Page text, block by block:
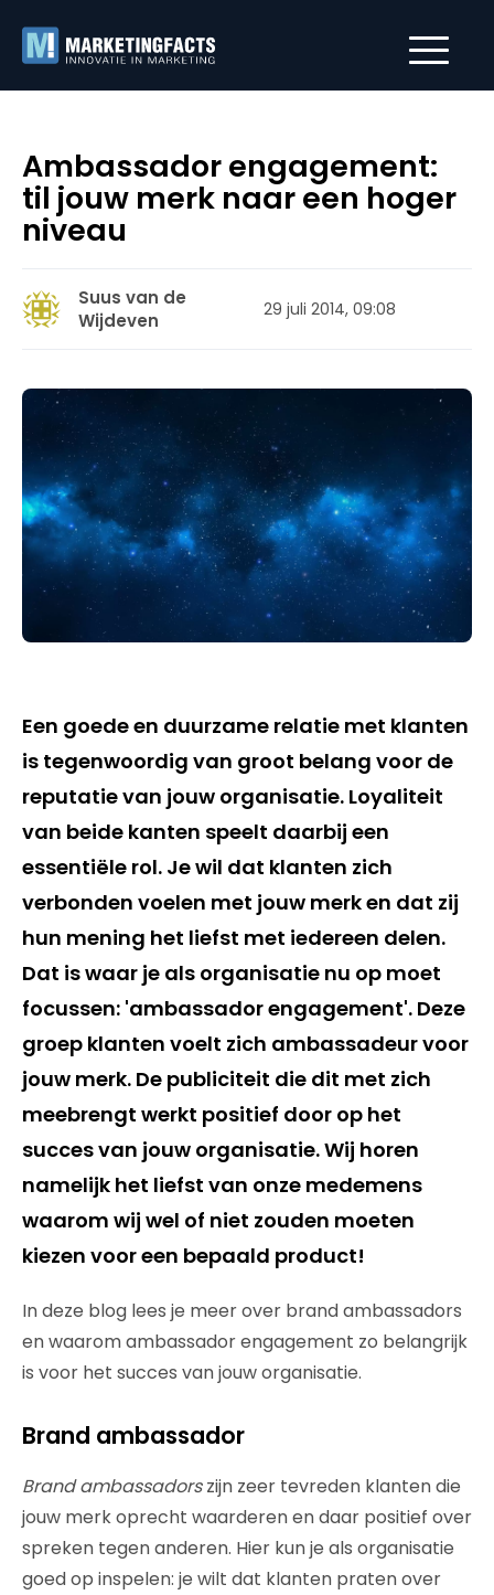
Ambassador engagement:
til jouw merk naar een hoger
niveau
Suus van de
Wijdeven
29 juli 2014, 09:08
Een goede en duurzame relatie met klanten
is tegenwoordig van groot belang voor de
reputatie van jouw organisatie. Loyaliteit
van beide kanten speelt daarbij een
essentiële rol. Je wil dat klanten zich
verbonden voelen met jouw merk en dat zij
hun mening het liefst met iedereen delen.
Dat is waar je als organisatie nu op moet
focussen: 'ambassador engagement'. Deze
groep klanten voelt zich ambassadeur voor
jouw merk. De publiciteit die dit met zich
meebrengt werkt positief door op het
succes van jouw organisatie. Wij horen
namelijk het liefst van onze medemens
waarom wij wel of niet zouden moeten
kiezen voor een bepaald product!
In deze blog lees je meer over brand ambassadors
en waarom ambassador engagement zo belangrijk
is voor het succes van jouw organisatie.
Brand ambassador
Brand ambassadorszijn zeer tevreden klanten die
jouw merk oprecht waarderen en daar positief over
spreken tegen anderen. Hier kun je als organisatie
goed op inspelen: je wilt dat klanten praten over